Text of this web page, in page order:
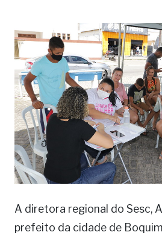
A diretora regional do Sesc,
prefeito da cidade de